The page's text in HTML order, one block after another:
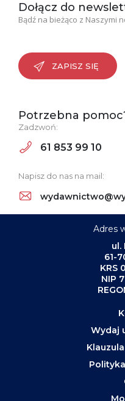
Dołącz do
Bądź na bieżąco z Naszymi
ZAPISZ SIĘ
Potrzebna
Zadzwoń:
61 853 99 10
Napisz do nas na mail:
Adres
ul.
61-
KRS
NIP
Wydaj